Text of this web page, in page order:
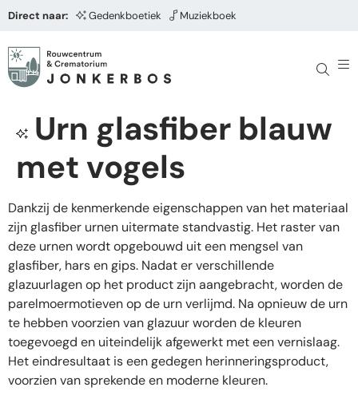
Direct naar: Gedenkboetiek Muziekboek
Urn glasfiber blauw
met vogels
Dankzij de kenmerkende eigenschappen van het materiaal
zijn glasfiber urnen uitermate standvastig. Het raster van
deze urnen wordt opgebouwd uit een mengsel van
glasfiber, hars en gips. Nadat er verschillende
glazuurlagen op het product zijn aangebracht, worden de
parelmoermotieven op de urn verlijmd. Na opnieuw de urn
te hebben voorzien van glazuur worden de kleuren
toegevoegd en uiteindelijk afgewerkt met een vernislaag.
Het eindresultaat is een gedegen herinneringsproduct,
voorzien van sprekende en moderne kleuren.